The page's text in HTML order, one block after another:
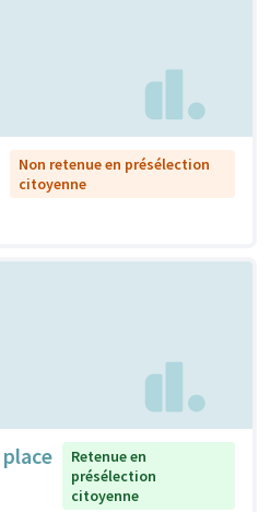
Non retenue en présélection
citoyenne
Retenue en
présélection
citoyenne